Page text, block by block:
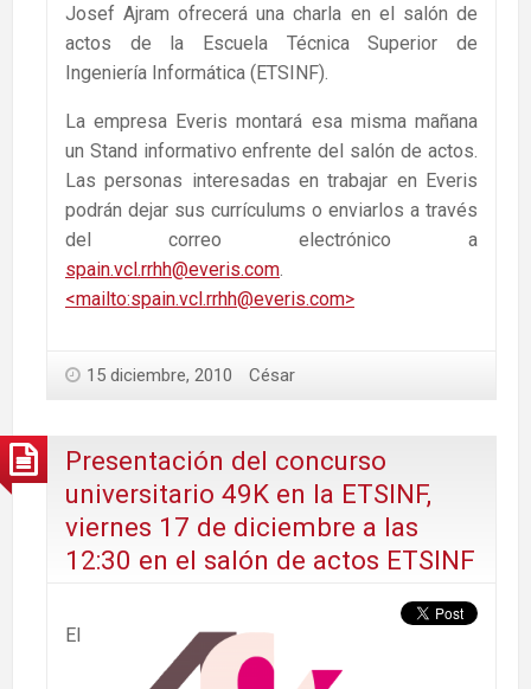
Josef Ajram ofrecerá una charla en el salón de
actos de la Escuela Técnica Superior de
Ingeniería Informática (ETSINF).
La empresa Everis montará esa misma mañana
un Stand informativo enfrente del salón de actos.
Las personas interesadas en trabajar en Everis
podrán dejar sus currículums o enviarlos a través
del correo electrónico a
spain.vcl.rrhh@everis.com.
<mailto:spain.vcl.rrhh@everis.com>
15 diciembre, 2010 César
Presentación del concurso
universitario 49K en la ETSINF,
viernes 17 de diciembre a las
12:30 en el salón de actos ETSINF
El